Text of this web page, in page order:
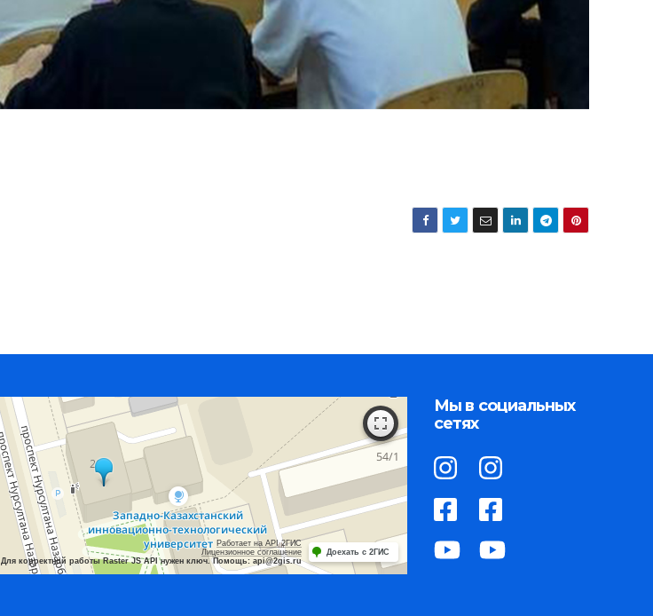
Работает на API 2ГИС
Лицензионное соглашение
Для корректной работы Raster JS API нужен ключ. Помощь: api@2gis.ru
Доехать с 2ГИС
Мы в социальных
сетях